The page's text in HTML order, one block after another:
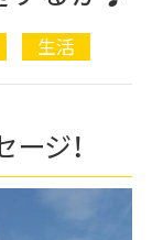
生活
ジ！